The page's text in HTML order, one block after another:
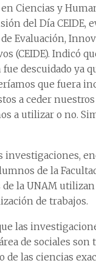
Ciencias y
del Día CEIDE,
Evaluación,
(CEIDE). Indicó
descuidado ya
que fuera
a ceder
a utilizar o no.
investigaciones,
de la
de la UNAM
de trabajos.
las
de sociales son
de las ciencias